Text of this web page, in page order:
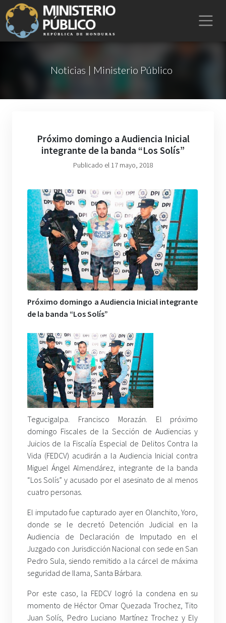
Noticias | Ministerio Público
Próximo domingo a Audiencia Inicial
integrante de la banda “Los Solís”
Publicado el 17 mayo, 2018
Próximo domingo a Audiencia Inicial integrante
de la banda “Los Solís”
Tegucigalpa. Francisco Morazán. El próximo
domingo Fiscales de la Sección de Audiencias y
Juicios de la Fiscalía Especial de Delitos Contra la
Vida (FEDCV) acudirán a la Audiencia Inicial contra
Miguel Ángel Almendárez, integrante de la banda
“Los Solís” y acusado por el asesinato de al menos
cuatro personas.
El imputado fue capturado ayer en Olanchito, Yoro,
donde se le decretó Detención Judicial en la
Audiencia de Declaración de Imputado en el
Juzgado con Jurisdicción Nacional con sede en San
Pedro Sula, siendo remitido a la cárcel de máxima
seguridad de Ilama, Santa Bárbara.
Por este caso, la FEDCV logró la condena en su
momento de Héctor Omar Quezada Trochez, Tito
Juan Solís, Pedro Luciano Martínez Trochez y Ely